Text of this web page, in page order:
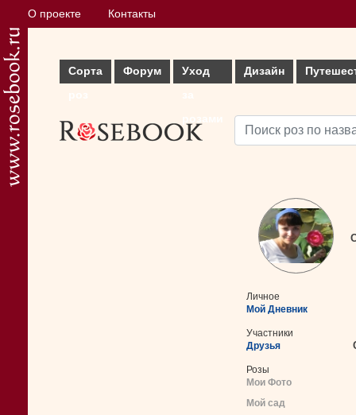
О проекте Контакты
Сорта
Форум
Уход
Дизайн
Личное
Мой Дневник
Участники
Друзья
Розы
Мои Фото
Мой сад